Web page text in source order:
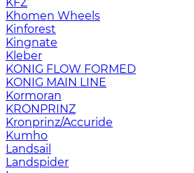
Khomen Wheels
Kinforest
Kingnate
Kleber
KONIG FLOW FORMED
KONIG MAIN LINE
Kormoran
KRONPRINZ
Kronprinz/Accuride
Kumho
Landsail
Landspider